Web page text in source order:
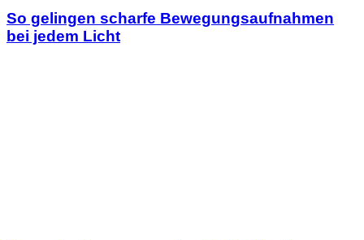
So gelingen scharfe Bewegungsaufnahmen
bei jedem Licht